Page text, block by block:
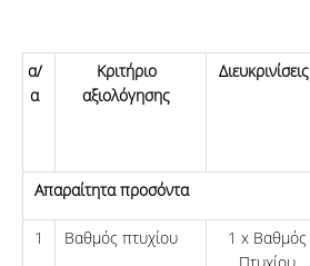
α/
α
Κριτήριο
αξιολόγησης
Διευκρινίσεις
Απαραίτητα προσόντα
1
Βαθμός πτυχίου
1 x Βαθμός
Πτυχίου